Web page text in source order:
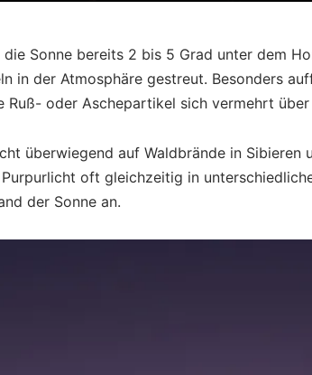
Sonne bereits 2 bis 5 Grad unter dem
in der Atmosphäre gestreut. Besonders
Ruß- oder Aschepartikel sich vermehrt
überwiegend auf Waldbrände in
oft gleichzeitig in
der Sonne an.